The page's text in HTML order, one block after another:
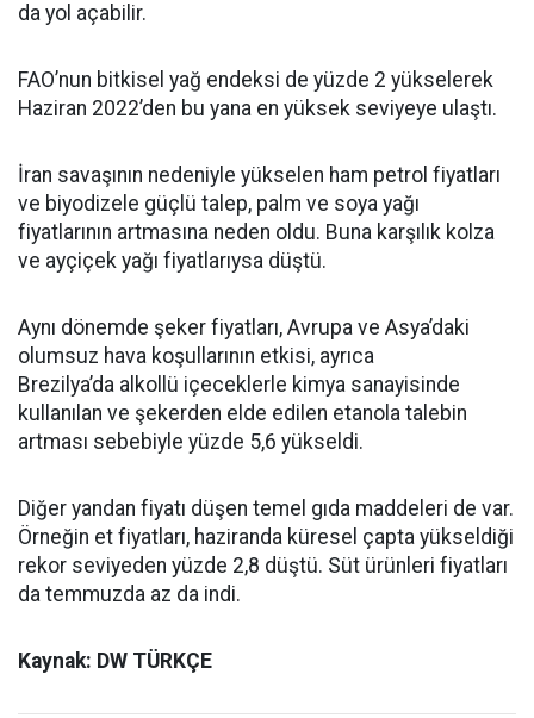
da yol açabilir.
FAO’nun bitkisel yağ endeksi de yüzde 2 yükselerek
Haziran 2022’den bu yana en yüksek seviyeye ulaştı.
İran savaşının nedeniyle yükselen ham petrol fiyatları
ve biyodizele güçlü talep, palm ve soya yağı
fiyatlarının artmasına neden oldu. Buna karşılık kolza
ve ayçiçek yağı fiyatlarıysa düştü.
Aynı dönemde şeker fiyatları, Avrupa ve Asya’daki
olumsuz hava koşullarının etkisi, ayrıca
Brezilya’da alkollü içeceklerle kimya sanayisinde
kullanılan ve şekerden elde edilen etanola talebin
artması sebebiyle yüzde 5,6 yükseldi.
Diğer yandan fiyatı düşen temel gıda maddeleri de var.
Örneğin et fiyatları, haziranda küresel çapta yükseldiği
rekor seviyeden yüzde 2,8 düştü. Süt ürünleri fiyatları
da temmuzda az da indi.
Kaynak: DW TÜRKÇE